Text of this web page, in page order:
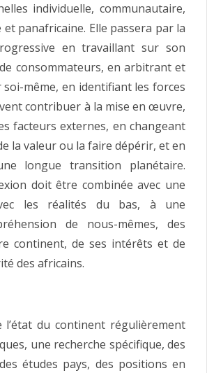
individuelle, communautaire,
et panafricaine. Elle passera par la
en travaillant sur son
consommateurs, en arbitrant et
soi-même, en identifiant les forces
contribuer à la mise en œuvre,
facteurs externes, en changeant
la valeur ou la faire dépérir, et en
longue transition planétaire.
doit être combinée avec une
les réalités du bas, à une
de nous-mêmes, des
continent, de ses intérêts et de
des africains.
l’état du continent régulièrement
une recherche spécifique, des
études pays, des positions en